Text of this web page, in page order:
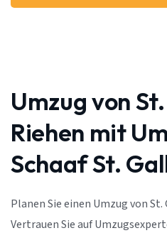
Umzug von
Riehen mit
Schaaf St.
Planen Sie einen Umzug von St.
Vertrauen Sie auf